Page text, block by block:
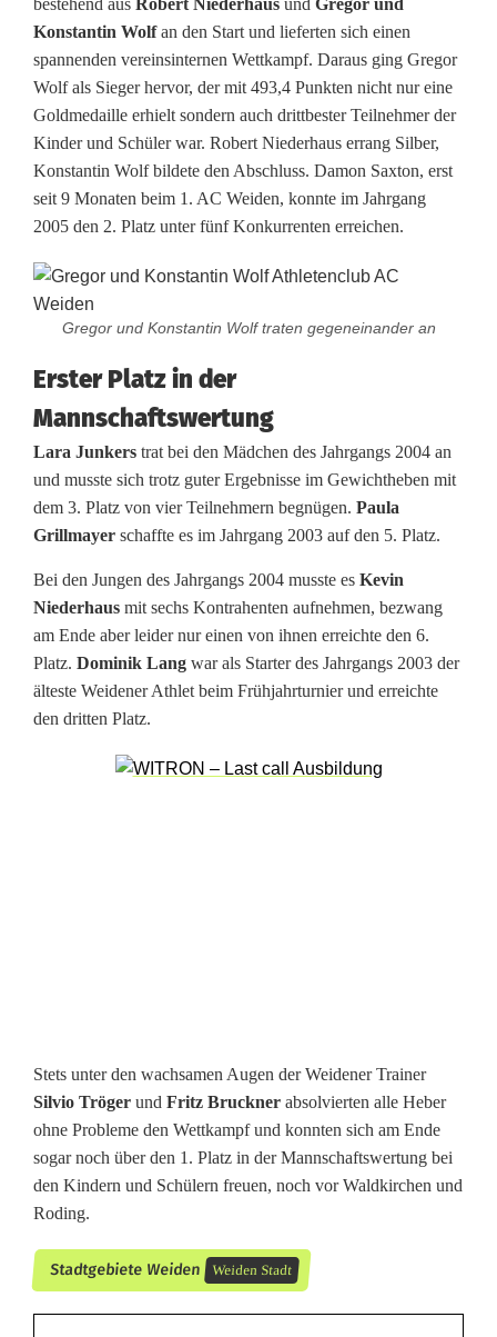
c
l
u
b
W
i
e
n
bestehend aus Robert Niederhaus und Gregor und
Konstantin Wolfan den Start und lieferten sich einen
spannenden vereinsinternen Wettkampf. Daraus ging Gregor
Wolf als Sieger hervor, der mit 493,4 Punkten nicht nur eine
Goldmedaille erhielt sondern auch drittbester Teilnehmer der
Kinder und Schüler war. Robert Niederhaus errang Silber,
Konstantin Wolf bildete den Abschluss. Damon Saxton, erst
seit 9 Monaten beim 1. AC Weiden, konnte im Jahrgang
2005 den 2. Platz unter fünf Konkurrenten erreichen.
Gregor und Konstantin Wolf traten gegeneinander an
Erster Platz in der
Mannschaftswertung
Lara Junkers trat bei den Mädchen des Jahrgangs 2004 an
und musste sich trotz guter Ergebnisse im Gewichtheben mit
dem 3. Platz von vier Teilnehmern begnügen. Paula
Grillmayer schaffte es im Jahrgang 2003 auf den 5. Platz.
Bei den Jungen des Jahrgangs 2004 musste es Kevin
Niederhaus mit sechs Kontrahenten aufnehmen, bezwang
am Ende aber leider nur einen von ihnen erreichte den 6.
Platz. Dominik Lang war als Starter des Jahrgangs 2003 der
älteste Weidener Athlet beim Frühjahrturnier und erreichte
den dritten Platz.
Stets unter den wachsamen Augen der Weidener Trainer
Silvio Tröger und Fritz Bruckner absolvierten alle Heber
ohne Probleme den Wettkampf und konnten sich am Ende
sogar noch über den 1. Platz in der Mannschaftswertung bei
den Kindern und Schülern freuen, noch vor Waldkirchen und
Roding.
Stadtgebiete Weiden Weiden Stadt